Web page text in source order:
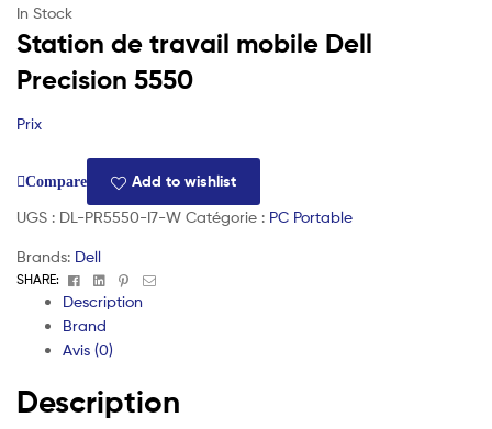
In Stock
Station de travail mobile Dell
Precision 5550
Prix
Compare Add to wishlist
UGS : DL-PR5550-I7-W Catégorie : PC Portable
Brands: Dell
SHARE: FacebookLinkedinPinterest
Email
Description
Brand
Avis (0)
Description